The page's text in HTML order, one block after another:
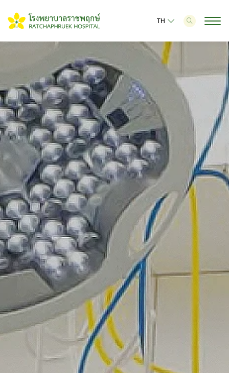
TH
Web Design by